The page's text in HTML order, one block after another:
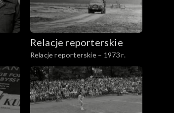
Relacje reporterskie
Relacje reporterskie – 1973 r.